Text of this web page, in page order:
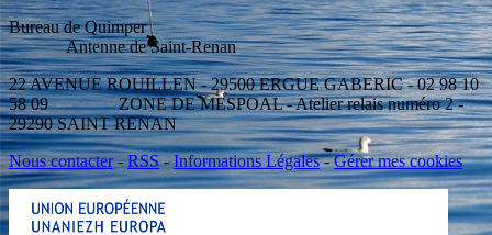
Bureau de Quimper
Antenne de Saint-Renan
22 AVENUE ROUILLEN - 29500 ERGUE GABERIC - 02 98 10
58 09 ZONE DE MESPOAL - Atelier relais numéro 2 -
29290 SAINT RENAN
Nous contacter-RSS-Informations Légales-Gérer mes cookies